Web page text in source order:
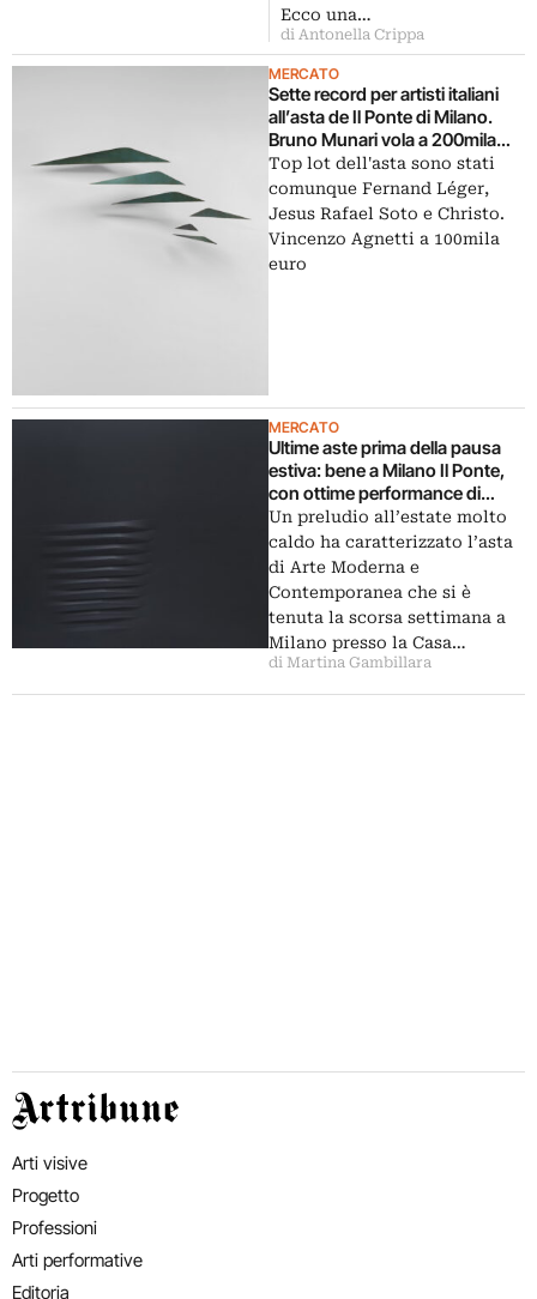
Ecco una…
di Antonella Crippa
MERCATO
Sette record per artisti italiani
all’asta de Il Ponte di Milano.
Bruno Munari vola a 200mila
euro
Top lot dell'asta sono stati
comunque Fernand Léger,
Jesus Rafael Soto e Christo.
Vincenzo Agnetti a 100mila
euro
MERCATO
Ultime aste prima della pausa
estiva: bene a Milano Il Ponte,
con ottime performance di
Agostino Bonalumi, Giuseppe
Capogrossi, Mario Schifano
Un preludio all’estate molto
caldo ha caratterizzato l’asta
di Arte Moderna e
Contemporanea che si è
tenuta la scorsa settimana a
Milano presso la Casa…
di Martina Gambillara
Artribune
Arti visive
Progetto
Professioni
Arti performative
Editoria